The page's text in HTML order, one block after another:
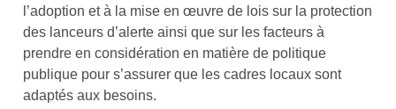
l’adoption et à la mise en œuvre de lois sur la protection
des lanceurs d’alerte ainsi que sur les facteurs à
prendre en considération en matière de politique
publique pour s’assurer que les cadres locaux sont
adaptés aux besoins.